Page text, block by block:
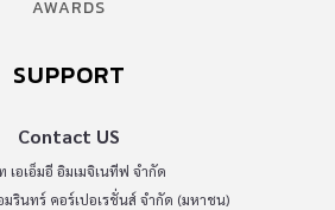
AWARDS
SUPPORT
Contact US
เอเอ็มอี อิมเมจิเนทีฟ จำกัด
มรินทร์ คอร์เปอเรชั่นส์ จำกัด (มหาชน)